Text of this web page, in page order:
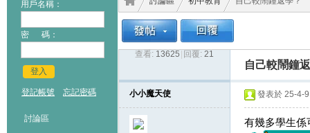
用戶名稱：
密 碼：
登入
登記帳號 忘記密碼
討論區
教育› ›
查看: 13625 回覆: 21
自己較鬧鐘
小小魔天使 發表於 25-4-
有幾多學生係